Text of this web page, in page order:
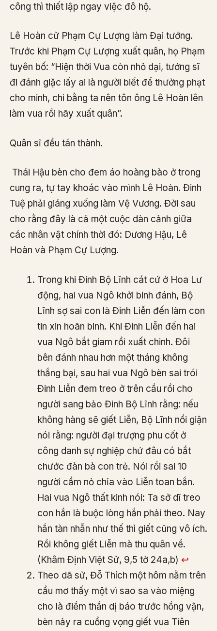
công thì thiết lập ngay việc đô hộ.
Lê Hoàn cử Phạm Cự Lượng làm Đại tướng.
Trước khi Phạm Cự Lượng xuất quân, họ Phạm
tuyên bố: “Hiện thời Vua còn nhỏ dại, tướng sĩ
đi đánh giặc lấy ai là người biết để thưởng phạt
cho minh, chi bằng ta nên tôn ông Lê Hoàn lên
làm vua rồi hãy xuất quân”.
Quân sĩ đều tán thành.
Thái Hậu bèn cho đem áo hoàng bào ở trong
cung ra, tự tay khoác vào mình Lê Hoàn. Đinh
Tuệ phải giáng xuống làm Vệ Vương. Đời sau
cho rằng đây là cả một cuộc dàn cảnh giữa
các nhân vật chính thời đó: Dương Hậu, Lê
Hoàn và Phạm Cự Lượng.
Trong khi Đinh Bộ Lĩnh cát cứ ở Hoa Lư
động, hai vua Ngô khởi binh đánh, Bộ
Lĩnh sợ sai con là Đinh Liễn đến làm con
tin xin hoãn binh. Khi Đinh Liễn đến hai
vua Ngô bắt giam rồi xuất chinh. Đôi
bên đánh nhau hơn một tháng không
thắng bại, sau hai vua Ngô bèn sai trói
Đinh Liễn đem treo ở trên cầu rồi cho
người sang bảo Đinh Bộ Lĩnh rằng: nếu
không hàng sẽ giết Liễn, Bộ Lĩnh nổi giận
nói rằng: người đại trượng phu cốt ở
công danh sự nghiệp chứ đâu có bắt
chước đàn bà con trẻ. Nói rồi sai 10
người cầm nỏ chỉa vào Liễn toan bắn.
Hai vua Ngô thất kinh nói: Ta sở dĩ treo
con hắn là buộc lòng hắn phải theo. Nay
hắn tàn nhẫn như thế thì giết cũng vô ích.
Rồi không giết Liễn mà thu quân về.
(Khâm Định Việt Sử, 9,5 tờ 24a,b) ↩︎
Theo dã sử, Đỗ Thích một hôm nằm trên
cầu mơ thấy một vì sao sa vào miệng
cho là điềm thần dị báo trước hồng vận,
bèn nảy ra cuồng vọng giết vua Tiên